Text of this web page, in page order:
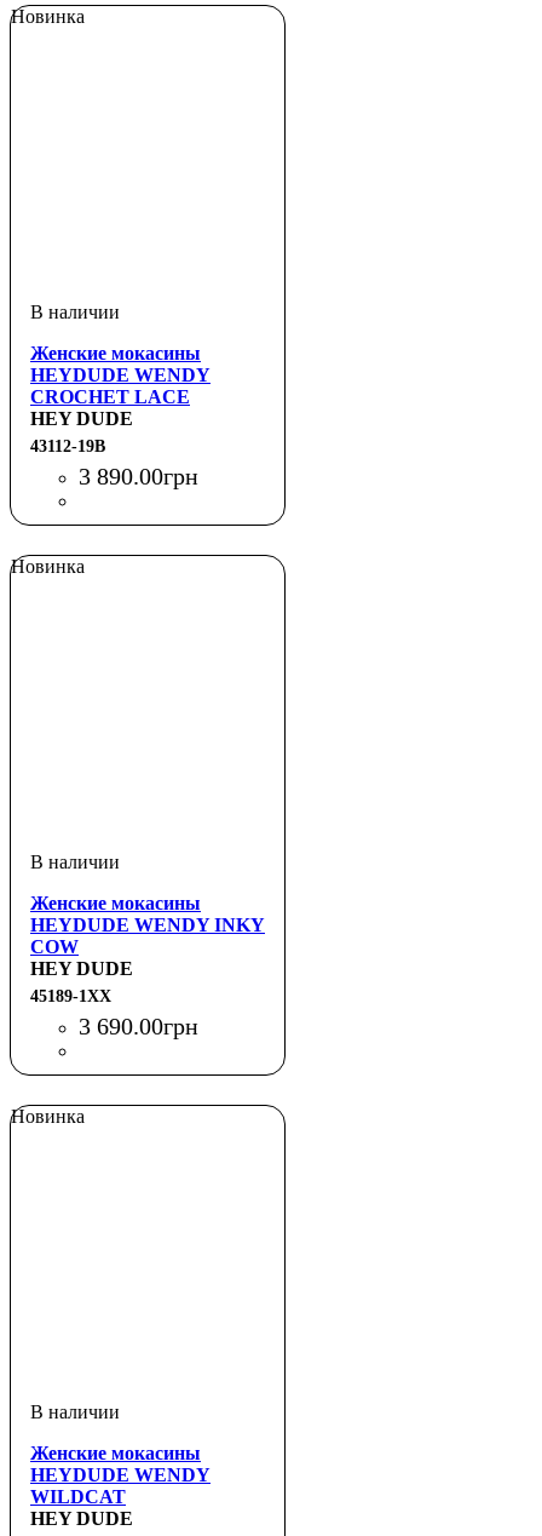
Новинка
Женские мокасины
HEYDUDE WENDY
CROCHET LACE
HEY DUDE
43112-19B
3 890.00грн
Новинка
Женские мокасины
HEYDUDE WENDY INKY
COW
HEY DUDE
45189-1XX
3 690.00грн
Новинка
Женские мокасины
HEYDUDE WENDY
WILDCAT
HEY DUDE